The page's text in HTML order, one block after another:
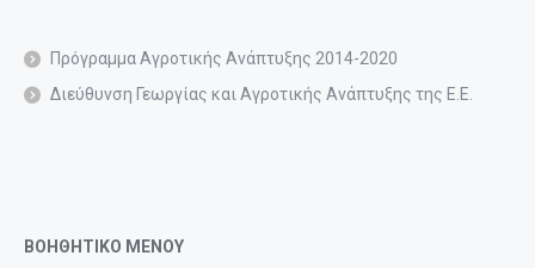
Πρόγραμμα Αγροτικής Ανάπτυξης 2014-2020
Διεύθυνση Γεωργίας και Αγροτικής Ανάπτυξης της Ε.Ε.
ΒΟΗΘΗΤΙΚΟ ΜΕΝΟΥ